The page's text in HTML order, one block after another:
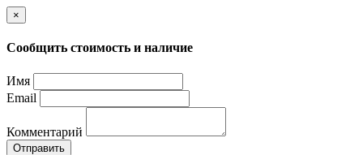
×
Сообщить стоимость и наличие
Имя
Email
Комментарий
Отправить